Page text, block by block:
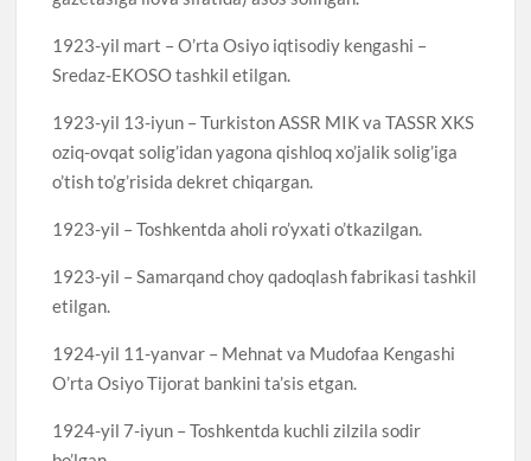
1923-yil mart – O’rta Osiyo iqtisodiy kengashi –
Sredaz-EKOSO tashkil etilgan.
1923-yil 13-iyun – Turkiston ASSR MIK va TASSR XKS
oziq-ovqat solig’idan yagona qishloq xo’jalik solig’iga
o’tish to’g’risida dekret chiqargan.
1923-yil – Toshkentda aholi ro’yxati o’tkazilgan.
1923-yil – Samarqand choy qadoqlash fabrikasi tashkil
etilgan.
1924-yil 11-yanvar – Mehnat va Mudofaa Kengashi
O’rta Osiyo Tijorat bankini ta’sis etgan.
1924-yil 7-iyun – Toshkentda kuchli zilzila sodir